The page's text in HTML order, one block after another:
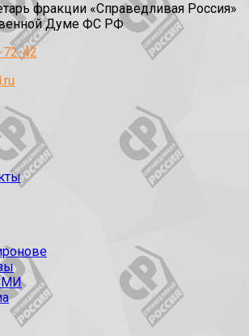
фракции «Справедливая Россия»
Думе ФС РФ
72-42